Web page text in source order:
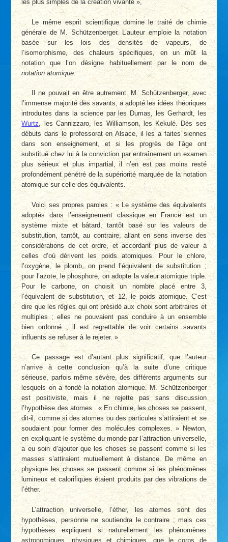
les plus simples de la création vivante »,
Le même esprit scientifique domine le traité de chimie
générale de M. Schützenberger. L’auteur emploie la notation
basée sur les lois des densités de vapeurs, de
l’isomorphisme, des chaleurs spécifiques, en un mût la
notation que l’on désigne habituellement par le nom de
notation atomique
Il ne pouvait en être autrement. M. Schützenberger, avec
l’immense majorité des savants, a adopté les idées théoriques
introduites dans la science par les Dumas, les Gerhardt, les
Wurtz, les Cannizzaro, les Williamson, les Kekulé. Dès ses
débuts dans le professorat en Alsace, il les a faites siennes
dans son enseignement, et si les progrès de l’âge ont
substitué chez lui à la conviction par entraînement un examen
plus sérieux et plus impartial, il n’en est pas moins resté
profondément pénétré de la supériorité marquée de la notation
atomique sur celle des équivalents.
Voici ses propres paroles : « Le système des équivalents
adoptés dans l’enseignement classique en France est un
système mixte et bâtard, tantôt basé sur les valeurs de
substitution, tantôt, au contraire, allant en sens inverse des
considérations de cet ordre, et accordant plus de valeur à
celles d’où dérivent les poids atomiques. Pour le chlore,
l’oxygène, le plomb, on prend l’équivalent de substitution ;
pour l’azote, le phosphore, on adopte la valeur atomique triple.
Pour le carbone, on choisit un nombre placé entre 3,
l’équivalent de substitution, et 12, le poids atomique. C’est
dire que les règles qui ont présidé aux choix sont arbitraires et
multiples ; elles ne pouvaient pas conduire à un ensemble
bien ordonné ; il est regrettable de voir certains savants
influents se refuser à le rejeter. »
Ce passage est d’autant plus significatif, que l’auteur
n’arrive à cette conclusion qu’à la suite d’une critique
sérieuse, parfois même sévère, des différents arguments sur
lesquels on a fondé la notation atomique. M. Schützenberger
est positiviste, mais il ne rejette pas sans discussion
l’hypothèse des atomes . « En chimie, les choses se passent,
dit-il, comme si des atomes ou des particules s’attiraient et se
soudaient pour former des molécules complexes. » Newton,
en expliquant le système du monde par l’attraction universelle,
a eu soin d’ajouter que les choses se passent comme si les
masses s’attiraient mutuellement à distance. De même en
physique les choses se passent comme si les phénomènes
lumineux et calorifiques étaient produits par des vibrations de
l’éther.
L’attraction universelle, l’éther, les atomes sont des
hypothèses, personne ne soutiendra le contraire ; mais ces
hypothèses expliquent si naturellement les phénomènes
astronomiques, physiques et chimiques, que le corps de